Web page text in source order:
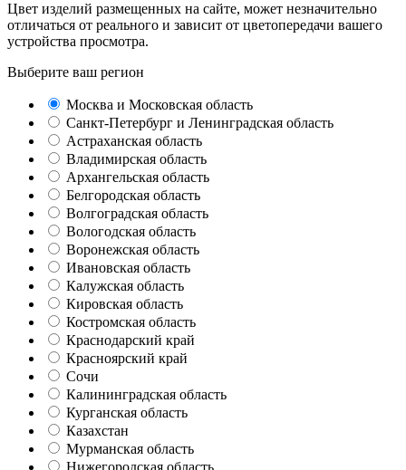
Цвет изделий размещенных на сайте, может незначительно
отличаться от реального и зависит от цветопередачи вашего
устройства просмотра.
Выберите ваш регион
Москва и Московская область
Санкт-Петербург и Ленинградская область
Астраханская область
Владимирская область
Архангельская область
Белгородская область
Волгоградская область
Вологодская область
Воронежская область
Ивановская область
Калужская область
Кировская область
Костромская область
Краснодарский край
Красноярский край
Сочи
Калининградская область
Курганская область
Казахстан
Мурманская область